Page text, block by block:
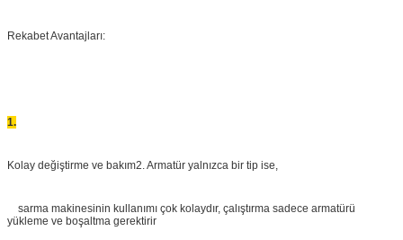
Rekabet Avantajları:
1.
Kolay değiştirme ve bakım2. Armatür yalnızca bir tip ise,
sarma makinesinin kullanımı çok kolaydır, çalıştırma sadece armatürü
yükleme ve boşaltma gerektirir